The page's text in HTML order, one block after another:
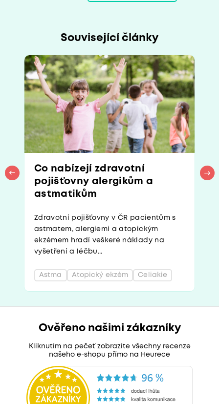
Související články
Co nabízejí zdravotní
pojišťovny alergikům a
astmatikům
Zdravotní pojišťovny v ČR pacientům s
astmatem, alergiemi a atopickým
ekzémem hradí veškeré náklady na
vyšetření a léčbu...
Astma Atopický ekzém Celiakie
Ověřeno našimi zákazníky
Kliknutím na pečeť zobrazíte všechny recenze
našeho e-shopu přímo na Heurece